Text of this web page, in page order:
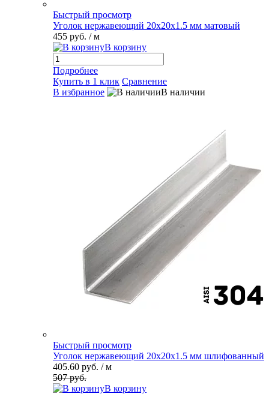
Быстрый просмотр
Уголок нержавеющий 20х20х1.5 мм матовый
455 руб. / м
В корзину
Подробнее
Купить в 1 клик Сравнение
В избранное
В наличии
Быстрый просмотр
Уголок нержавеющий 20х20х1.5 мм шлифованный
405.60 руб. / м
507 руб.
В корзину